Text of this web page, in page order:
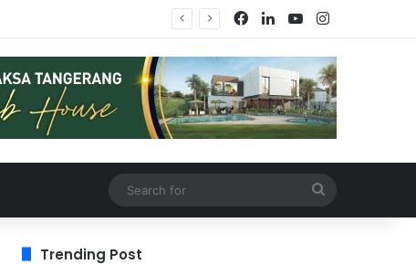
Trending Post